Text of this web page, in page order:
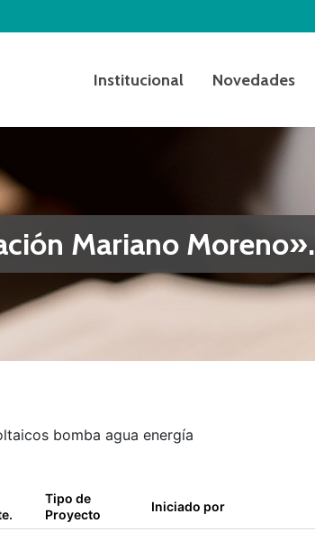
Institucional Novedades
Mariano Moreno».
bomba agua energía
Tipo de
Proyecto
Iniciado por